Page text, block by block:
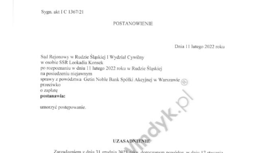
Doradztwo & konsulting
Negocjacje z wierzycielami